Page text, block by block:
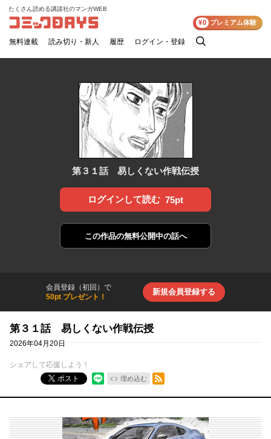
コミックDAYS
たくさん読める講談社のマンガWEB
無料連載 読み切り・新人 履歴 ログイン・登録
検
¥0 プレミアム体験
第３１話 易しくない作戦伝授
ログインして読む 75pt
この作品の無料公開中の話へ
会員登録（初回）で
50pt プレゼント！
新規会員登録する
第３１話 易しくない作戦伝授
2026年04月20日
シェアして応援しよう！
ポスト
埋め込む
RSSフィード